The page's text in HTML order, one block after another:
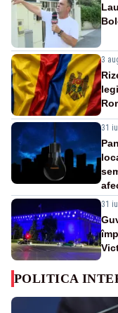
3
31
31
POLITICA